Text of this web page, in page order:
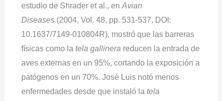
estudio de Shrader et al., en Avian
Diseases(2004, Vol. 48, pp. 531-537, DOI:
10.1637/7149-010804R), mostró que las barreras
físicas como la tela gallinera reducen la entrada de
aves externas en un 95%, cortando la exposición a
patógenos en un 70%. José Luis notó menos
enfermedades desde que instaló la tela